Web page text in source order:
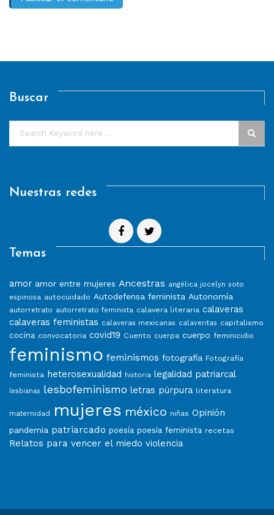
Buscar
Nuestras redes
Temas
amor amor entre mujeres Ancestras angélica jocelyn soto
espinosa autocuidado Autodefensa feminista Autonomía
autorretrato autorretrato feminista calavera literaria calaveras
calaveras feministas calaveras mexicanas calaveritas capitalismo
cocina convocatoria covid19 Cuento cuerpa cuerpo feminicidio
feminismo feminismos fotografía Fotografía
feminista heterosexualidad historia legalidad patriarcal
lesbianas lesbofeminismo letras púrpura literatura
maternidad mujeres méxico niñas Opinión
pandemia patriarcado poesía poesía feminista recetas
Relatos para vencer el miedo violencia